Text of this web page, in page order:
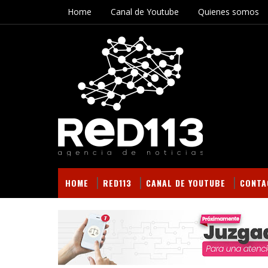
Home Canal de Youtube Quienes somos
HOME RED113 CANAL DE YOUTUBE